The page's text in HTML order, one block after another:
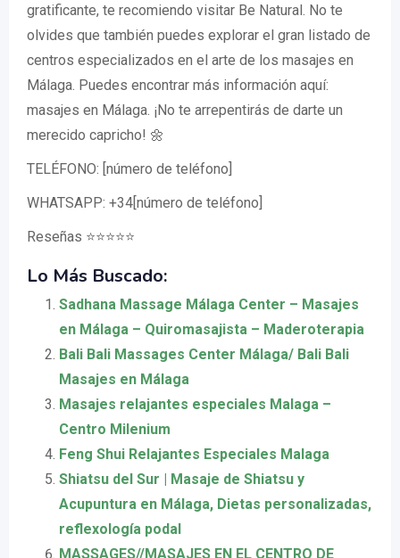
gratificante, te recomiendo visitar Be Natural. No te
olvides que también puedes explorar el gran listado de
centros especializados en el arte de los masajes en
Málaga. Puedes encontrar más información aquí:
masajes en Málaga. ¡No te arrepentirás de darte un
merecido capricho! 🌼
TELÉFONO: [número de teléfono]
WHATSAPP: +34[número de teléfono]
Reseñas ⭐⭐⭐⭐⭐
Lo Más Buscado:
Sadhana Massage Málaga Center – Masajes
en Málaga – Quiromasajista – Maderoterapia
Bali Bali Massages Center Málaga/ Bali Bali
Masajes en Málaga
Masajes relajantes especiales Malaga –
Centro Milenium
Feng Shui Relajantes Especiales Malaga
Shiatsu del Sur | Masaje de Shiatsu y
Acupuntura en Málaga, Dietas personalizadas,
reflexología podal
MASSAGES//MASAJES EN EL CENTRO DE